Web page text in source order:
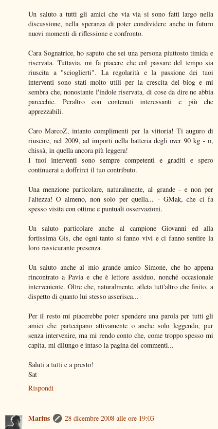
Un saluto a tutti gli amici che via via si sono fatti largo nella
discussione, nella speranza di poter condividere anche in futuro
nuovi momenti di riflessione e confronto.
Cara Sognatrice, ho saputo che sei una persona piuttosto timida e
riservata. Tuttavia, mi fa piacere che col passare del tempo sia
riuscita a "scioglierti". La regolarità e la passione dei tuoi
interventi sono stati molto utili per la crescita del blog e mi
sembra che, nonostante l'indole riservata, di cose da dire ne abbia
parecchie. Peraltro con contenuti interessanti e più che
apprezzabili.
Caro MarcoZ, intanto complimenti per la vittoria! Ti auguro di
riuscire, nel 2009, ad importi nella batteria degli over 90 kg - o,
chissà, in quella ancora più leggera!
I tuoi interventi sono sempre competenti e graditi e spero
continuerai a doffrirci il tuo contributo.
Una menzione particolare, naturalmente, al grande - e non per
l'altezza! O almeno, non solo per quella... - GMak, che ci fa
spesso visita con ottime e puntuali osservazioni.
Un saluto particolare anche al campione Giovanni ed alla
fortissima Gis, che ogni tanto si fanno vivi e ci fanno sentire la
loro rassicurante presenza.
Un saluto anche al mio grande amico Simone, che ho appena
rincontrato a Pavia e che è lettore assiduo, nonché occasionale
interveniente. Oltre che, naturalmente, atleta tutt'altro che finito, a
dispetto di quanto lui stesso asserisca...
Per il resto mi piacerebbe poter spendere una parola per tutti gli
amici che partecipano attivamente o anche solo leggendo, pur
senza intervenire, ma mi rendo conto che, come troppo spesso mi
capita, mi dilungo e intaso la pagina dei commenti...
Saluti a tutti e a presto!
Sat
Rispondi
Marius
28 dicembre 2008 alle ore 19:03